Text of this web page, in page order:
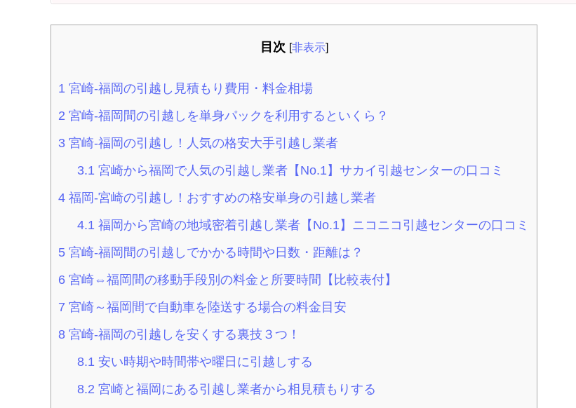
目次 [非表示]
1 宮崎-福岡の引越し見積もり費用・料金相場
2 宮崎-福岡間の引越しを単身パックを利用するといくら？
3 宮崎-福岡の引越し！人気の格安大手引越し業者
3.1 宮崎から福岡で人気の引越し業者【No.1】サカイ引越センターの口コミ
4 福岡-宮崎の引越し！おすすめの格安単身の引越し業者
4.1 福岡から宮崎の地域密着引越し業者【No.1】ニコニコ引越センターの口コミ
5 宮崎-福岡間の引越しでかかる時間や日数・距離は？
6 宮崎⇔福岡間の移動手段別の料金と所要時間【比較表付】
7 宮崎～福岡間で自動車を陸送する場合の料金目安
8 宮崎-福岡の引越しを安くする裏技３つ！
8.1 安い時期や時間帯や曜日に引越しする
8.2 宮崎と福岡にある引越し業者から相見積もりする